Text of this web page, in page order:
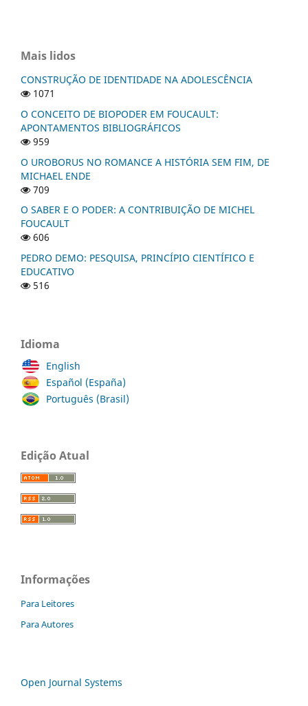
Mais lidos
CONSTRUÇÃO DE IDENTIDADE NA ADOLESCÊNCIA
1071
O CONCEITO DE BIOPODER EM FOUCAULT:
APONTAMENTOS BIBLIOGRÁFICOS
959
O UROBORUS NO ROMANCE A HISTÓRIA SEM FIM, DE
MICHAEL ENDE
709
O SABER E O PODER: A CONTRIBUIÇÃO DE MICHEL
FOUCAULT
606
PEDRO DEMO: PESQUISA, PRINCÍPIO CIENTÍFICO E
EDUCATIVO
516
Idioma
English
Español (España)
Português (Brasil)
Edição Atual
Informações
Para Leitores
Para Autores
Open Journal Systems